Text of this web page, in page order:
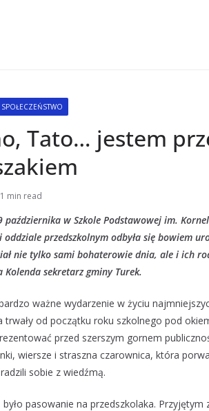
SPOŁECZEŃSTWO
Tato… jestem
1 min read
października w Szkole Podstawowej im.
przedszkolnym odbyła się bowiem
nie tylko sami bohaterowie dnia, ale i ich
sekretarz gminy Turek.
ważne wydarzenie w życiu
trwały od początku roku szkolnego pod
przed szerszym gornem
wiersze i straszna czarownica, która
sobie z wiedźmą.
pasowanie na przedszkolaka. Przyjętym